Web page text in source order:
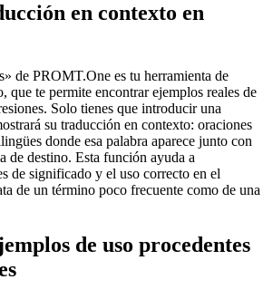
en contexto en
de PROMT.One es tu herramienta de
que te permite encontrar ejemplos reales de
Solo tienes que introducir una
su traducción en contexto: oraciones
donde esa palabra aparece junto con
de destino. Esta función ayuda a
de significado y el uso correcto en el
de un término poco frecuente como de una
de uso procedentes